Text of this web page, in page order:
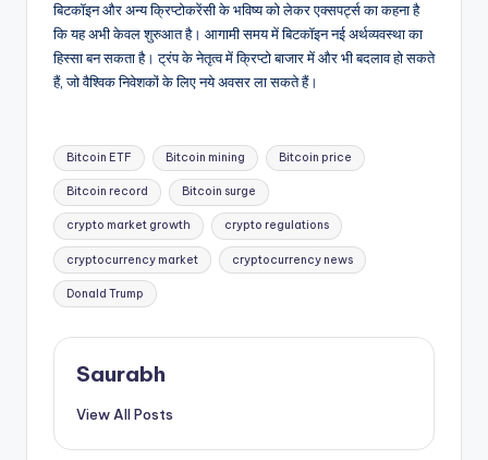
बिटकॉइन और अन्य क्रिप्टोकरेंसी के भविष्य को लेकर एक्सपर्ट्स का कहना है
कि यह अभी केवल शुरुआत है। आगामी समय में बिटकॉइन नई अर्थव्यवस्था का
हिस्सा बन सकता है। ट्रंप के नेतृत्व में क्रिप्टो बाजार में और भी बदलाव हो सकते
हैं, जो वैश्विक निवेशकों के लिए नये अवसर ला सकते हैं।
Tags:
Bitcoin ETF Bitcoin mining Bitcoin price
Bitcoin record Bitcoin surge
crypto market growth crypto regulations
cryptocurrency market cryptocurrency news
Donald Trump
Saurabh
View All Posts